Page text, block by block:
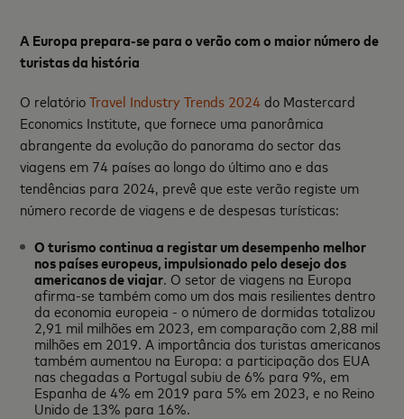
A Europa prepara-se para o verão com o maior número de
turistas da história
O relatórioTravel Industry Trends 2024do Mastercard
Economics Institute, que fornece uma panorâmica
abrangente da evolução do panorama do sector das
viagens em 74 países ao longo do último ano e das
tendências para 2024, prevê que este verão registe um
número recorde de viagens e de despesas turísticas:
O turismo continua a registar um desempenho melhor
nos países europeus, impulsionado pelo desejo dos
americanos de viajar. O setor de viagens na Europa
afirma-se também como um dos mais resilientes dentro
da economia europeia - o número de dormidas totalizou
2,91 mil milhões em 2023, em comparação com 2,88 mil
milhões em 2019. A importância dos turistas americanos
também aumentou na Europa: a participação dos EUA
nas chegadas a Portugal subiu de 6% para 9%, em
Espanha de 4% em 2019 para 5% em 2023, e no Reino
Unido de 13% para 16%.